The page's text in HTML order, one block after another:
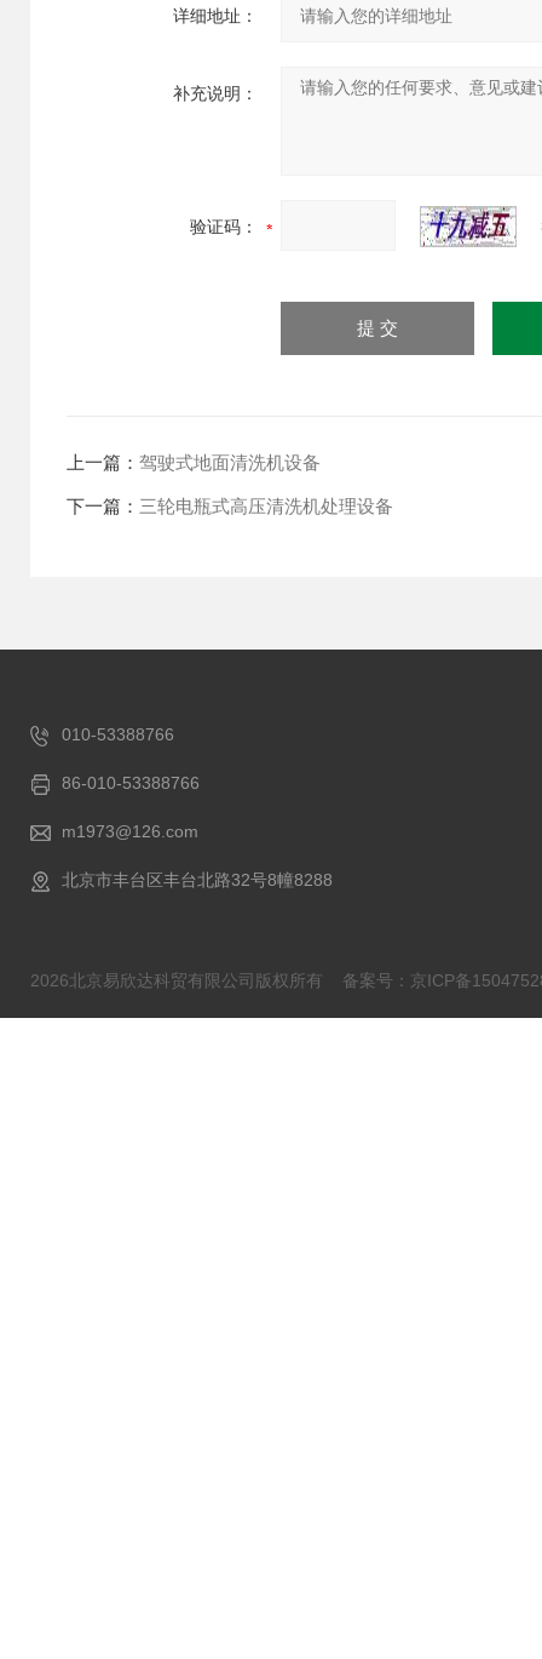
详细地址：
补充说明：
验证码：
上一篇： 驾驶式地面清洗机设备
下一篇： 三轮电瓶式高压清洗机处理设备
010-53388766
86-010-53388766
m1973@126.com
北京市丰台区丰台北路32号8幢8288
2026北京易欣达科贸有限公司版权所有 备案号：京ICP备